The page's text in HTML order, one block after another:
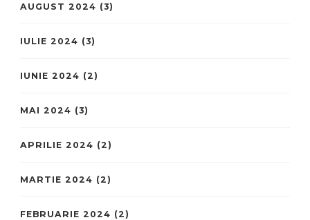
AUGUST 2024 (3)
IULIE 2024 (3)
IUNIE 2024 (2)
MAI 2024 (3)
APRILIE 2024 (2)
MARTIE 2024 (2)
FEBRUARIE 2024 (2)